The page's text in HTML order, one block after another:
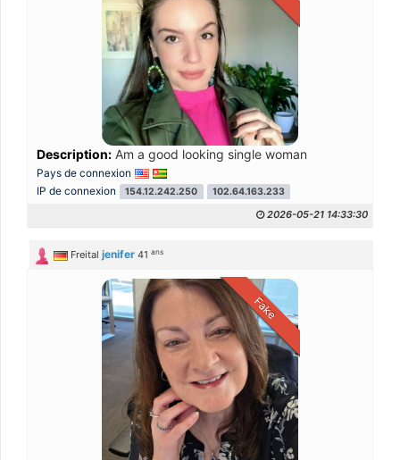
Description: Am a good looking single woman
Pays de connexion
IP de connexion
154.12.242.250 102.64.163.233
2026-05-21 14:33:30
Freital jenifer 41ans
Fake